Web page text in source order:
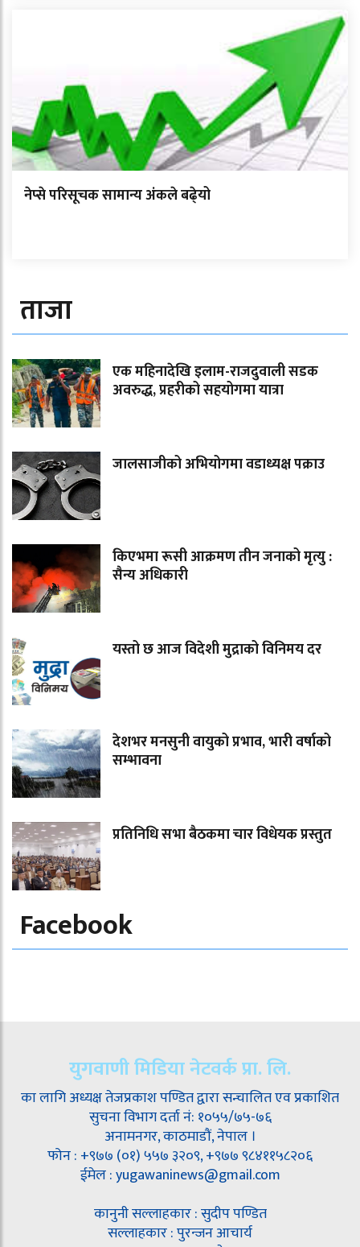
नेप्से परिसूचक सामान्य अंकले बढे्यो
ताजा
एक महिनादेखि इलाम-राजदुवाली सडक
अवरुद्ध, प्रहरीको सहयोगमा यात्रा
जालसाजीको अभियोगमा वडाध्यक्ष पक्राउ
किएभमा रूसी आक्रमण तीन जनाको मृत्यु :
सैन्य अधिकारी
यस्तो छ आज विदेशी मुद्राको विनिमय दर
देशभर मनसुनी वायुको प्रभाव, भारी वर्षाको
सम्भावना
प्रतिनिधि सभा बैठकमा चार विधेयक प्रस्तुत
Facebook
युगवाणी मिडिया नेटवर्क प्रा. लि.
का लागि अध्यक्ष तेजप्रकाश पण्डित द्वारा सन्चालित एव प्रकाशित
सुचना विभाग दर्ता नं: १०५५/७५-७६
अनामनगर, काठमाडौं, नेपाल ।
फोन : +९७७ (०१) ५५७ ३२०९, +९७७ ९८४११५८२०६
ईमेल : yugawaninews@gmail.com
कानुनी सल्लाहकार : सुदीप पण्डित
सल्लाहकार : पुरन्जन आचार्य